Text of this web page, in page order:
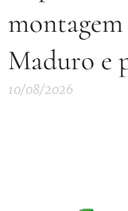
Maduro e
10/08/2026